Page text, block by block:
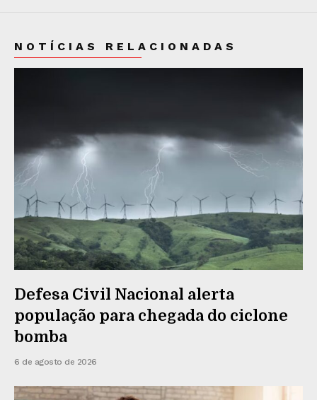
NOTÍCIAS RELACIONADAS
Defesa Civil Nacional alerta
população para chegada do ciclone
bomba
6 de agosto de 2026